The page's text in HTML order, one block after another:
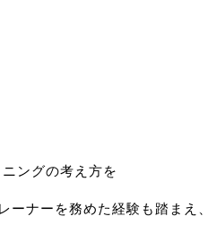
ングの考え方を
ーナーを務めた経験も踏まえ、